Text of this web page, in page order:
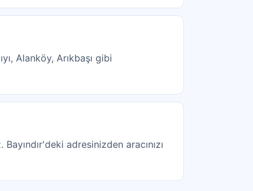
Alanköy, Arıkbaşı gibi
adresinizden aracınızı